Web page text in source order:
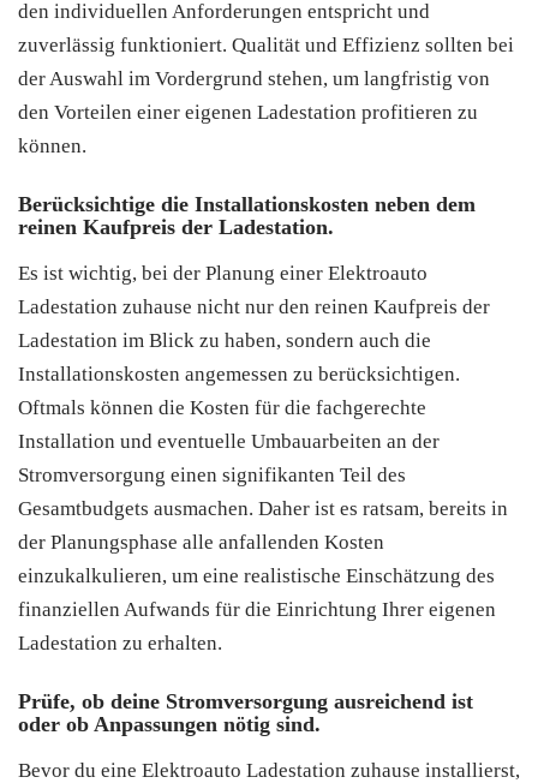
den individuellen Anforderungen entspricht und
zuverlässig funktioniert. Qualität und Effizienz sollten bei
der Auswahl im Vordergrund stehen, um langfristig von
den Vorteilen einer eigenen Ladestation profitieren zu
können.
Berücksichtige die Installationskosten neben dem
reinen Kaufpreis der Ladestation.
Es ist wichtig, bei der Planung einer Elektroauto
Ladestation zuhause nicht nur den reinen Kaufpreis der
Ladestation im Blick zu haben, sondern auch die
Installationskosten angemessen zu berücksichtigen.
Oftmals können die Kosten für die fachgerechte
Installation und eventuelle Umbauarbeiten an der
Stromversorgung einen signifikanten Teil des
Gesamtbudgets ausmachen. Daher ist es ratsam, bereits in
der Planungsphase alle anfallenden Kosten
einzukalkulieren, um eine realistische Einschätzung des
finanziellen Aufwands für die Einrichtung Ihrer eigenen
Ladestation zu erhalten.
Prüfe, ob deine Stromversorgung ausreichend ist
oder ob Anpassungen nötig sind.
Bevor du eine Elektroauto Ladestation zuhause installierst,